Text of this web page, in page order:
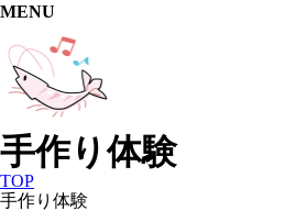
MENU
手作り体験
TOP
手作り体験